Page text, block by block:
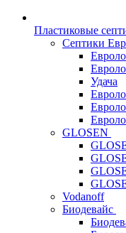
Пластиковые
Септики
Удача
GLOSEN
Vodanoff
Биодевайс